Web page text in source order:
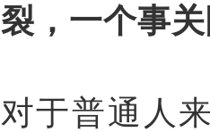
裂，一个事
对于普通人